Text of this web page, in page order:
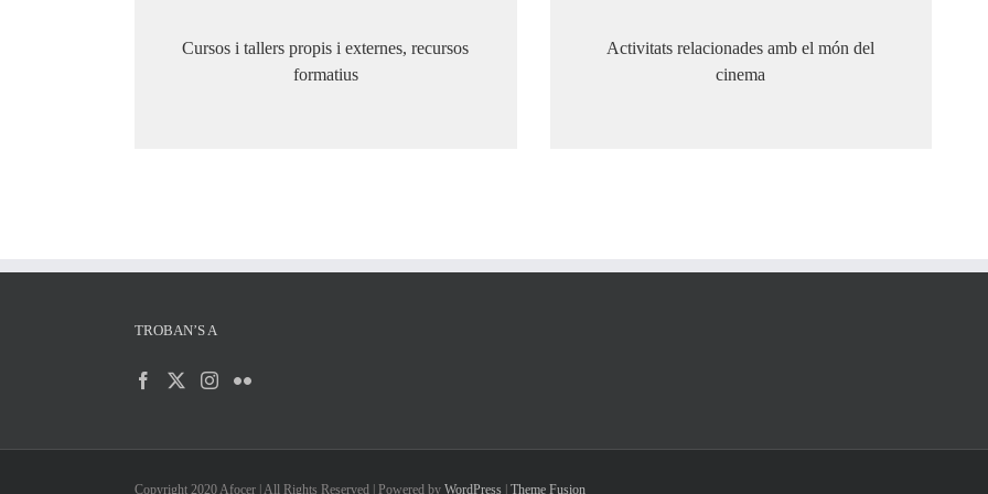
Cursos i tallers propis i externes, recursos
formatius
Activitats relacionades amb el món del
cinema
TROBAN’S A
Copyright 2020 Afocer | All Rights Reserved | Powered by WordPress Theme Fusion